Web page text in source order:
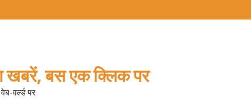
खबरें, बस एक क्लिक पर
वर्ल्ड पर